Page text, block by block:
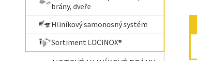
brány, dveře
Hliníkový samonosný systém
Sortiment LOCINOX®